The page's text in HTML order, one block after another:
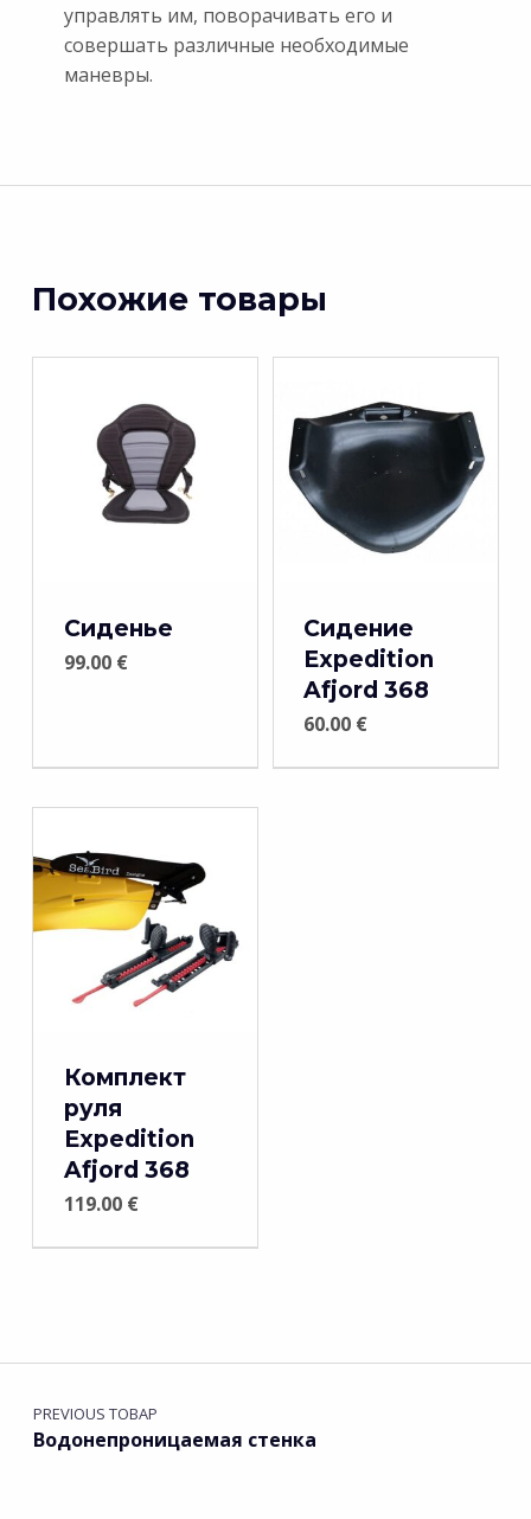
управлять им, поворачивать его и
совершать различные необходимые
маневры.
Похожие товары
Сиденье
99.00 €
Сидение
Expedition
Afjord 368
60.00 €
Комплект
руля
Expedition
Afjord 368
119.00 €
Навигация по записям
PREVIOUS ТОВАР
Водонепроницаемая стенка